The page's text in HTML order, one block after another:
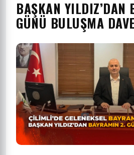
BAŞKAN YILDIZ’DAN
GÜNÜ BULUŞMA